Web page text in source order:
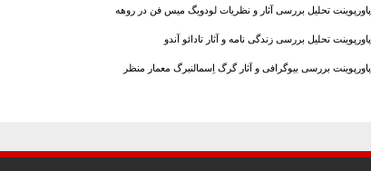
پاورپوینت تحلیل بررسی آثار و نظریات لودویگ میس فن در روهه
پاورپوینت تحلیل بررسی زندگی نامه و آثار تادائو آندو
پاورپوینت بررسی بیوگرافی و آثار گرگ اِسمالنبرگ معمار منظر